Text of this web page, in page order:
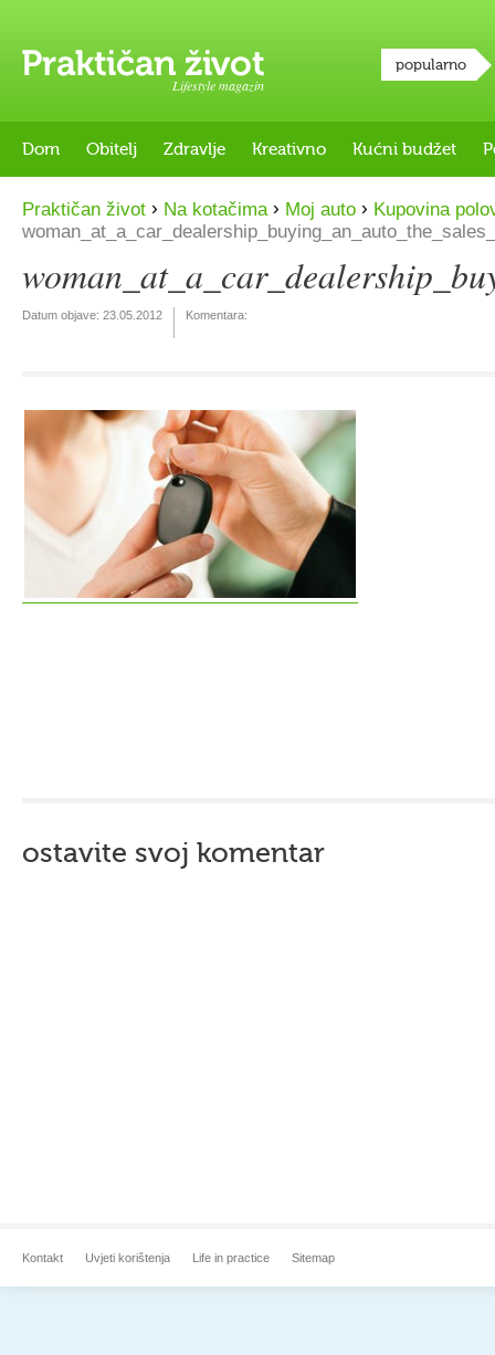
Lifestyle magazin
popularno
Dom Obitelj Zdravlje Kreativno Kućni budžet
Praktičan život › Na kotačima › Moj auto › Kupovina
Datum objave: 23.05.2012 Komentara:
ostavite svoj komentar
Kontakt Uvjeti korištenja Life in practice Sitemap